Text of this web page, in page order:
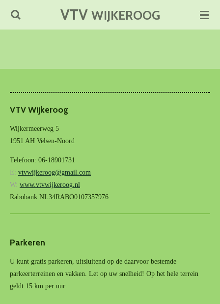
Ga
VTV WIJKEROOG
VTV Wijkeroog
Wijkermeerweg 5
1951 AH Velsen-Noord
Telefoon: 06-18901731
E: vtvwijkeroog@gmail.com
W: www.vtvwijkeroog.nl
Rabobank NL34RABO0107357976
Parkeren
U kunt gratis parkeren, uitsluitend op de daarvoor bestemde
parkeerterreinen en vakken. Let op uw snelheid! Op het hele terrein
geldt 15 km per uur.